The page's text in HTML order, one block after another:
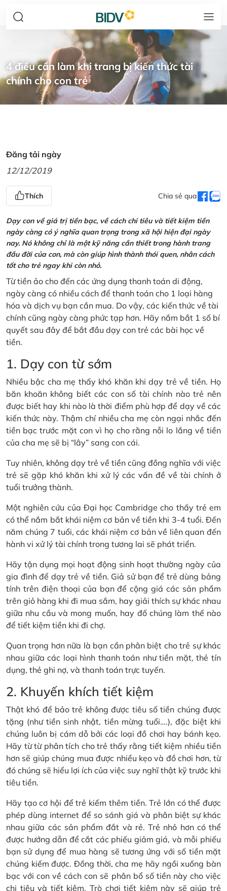
4 điều cần làm khi trang bị kiến thức tài
chính cho con trẻ
Đăng tải ngày
12/12/2019
Thích Chia sẻ qua
Dạy con về giá trị tiền bạc, về cách chi tiêu và tiết kiệm tiền
ngày càng có ý nghĩa quan trọng trong xã hội hiện đại ngày
nay. Nó không chỉ là một kỹ năng cần thiết trong hành trang
đầu đời của con, mà còn giúp hình thành thói quen, nhân cách
tốt cho trẻ ngay khi còn nhỏ.
Từ tiền ảo cho đến các ứng dụng thanh toán di động,
ngày càng có nhiều cách để thanh toán cho 1 loại hàng
hóa và dịch vụ bạn cần mua. Do vậy, các kiến thức về tài
chính cũng ngày càng phức tạp hơn. Hãy nắm bắt 1 số bí
quyết sau đây để bắt đầu dạy con trẻ các bài học về
tiền.
1. Dạy con từ sớm
Nhiều bậc cha mẹ thấy khó khăn khi dạy trẻ về tiền. Họ
băn khoăn không biết các con số tài chính nào trẻ nên
được biết hay khi nào là thời điểm phù hợp để dạy về các
kiến thức này. Thậm chí nhiều cha mẹ còn ngại nhắc đến
tiền bạc trước mặt con vì họ cho rằng nỗi lo lắng về tiền
của cha mẹ sẽ bị “lây” sang con cái.
Tuy nhiên, không dạy trẻ về tiền cũng đồng nghĩa với việc
trẻ sẽ gặp khó khăn khi xử lý các vấn đề về tài chính ở
tuổi trưởng thành.
Một nghiên cứu của Đại học Cambridge cho thấy trẻ em
có thể nắm bắt khái niệm cơ bản về tiền khi 3-4 tuổi. Đến
năm chúng 7 tuổi, các khái niệm cơ bản về liên quan đến
hành vi xử lý tài chính trong tương lai sẽ phát triển.
Hãy tận dụng mọi hoạt động sinh hoạt thường ngày của
gia đình để dạy trẻ về tiền. Giả sử bạn để trẻ dùng bảng
tính trên điện thoại của bạn để cộng giá các sản phẩm
trên giỏ hàng khi đi mua sắm, hay giải thích sự khác nhau
giữa nhu cầu và mong muốn, hay đố chúng làm thế nào
để tiết kiệm tiền khi đi chợ.
Quan trọng hơn nữa là bạn cần phân biệt cho trẻ sự khác
nhau giữa các loại hình thanh toán như tiền mặt, thẻ tín
dụng, thẻ ghi nợ, và thanh toán trực tuyến.
2. Khuyến khích tiết kiệm
Thật khó để bảo trẻ không được tiêu số tiền chúng được
tặng (như tiền sinh nhật, tiền mừng tuổi….), đặc biệt khi
chúng luôn bị cám dỗ bởi các loại đồ chơi hay bánh kẹo.
Hãy từ từ phân tích cho trẻ thấy rằng tiết kiệm nhiều tiền
hơn sẽ giúp chúng mua được nhiều kẹo và đồ chơi hơn, từ
đó chúng sẽ hiểu lợi ích của việc suy nghĩ thật kỹ trước khi
tiêu tiền.
Hãy tạo cơ hội để trẻ kiếm thêm tiền. Trẻ lớn có thể được
phép dùng internet để so sánh giá và phân biệt sự khác
nhau giữa các sản phẩm đắt và rẻ. Trẻ nhỏ hơn có thể
được hướng dẫn để cắt các phiếu giảm giá, và mỗi phiếu
bạn sử dụng để mua hàng sẽ tương ứng với số tiền mặt
chúng kiếm được. Đồng thời, cha mẹ hãy ngồi xuống bàn
bạc với con về cách con sẽ phân bổ số tiền này cho việc
chi tiêu và tiết kiệm. Trò chơi tiết kiệm này sẽ giúp trẻ